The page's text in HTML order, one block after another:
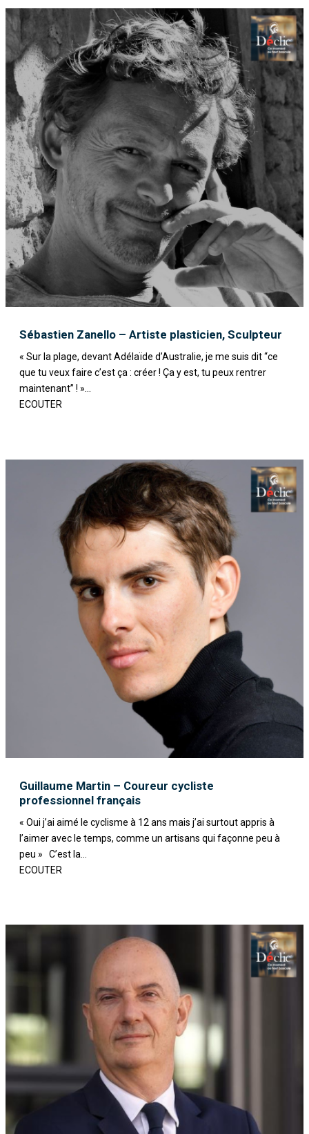
Sébastien Zanello – Artiste plasticien, Sculpteur
« Sur la plage, devant Adélaïde d’Australie, je me suis dit “ce
que tu veux faire c’est ça : créer ! Ça y est, tu peux rentrer
maintenant” ! »...
ECOUTER
Guillaume Martin – Coureur cycliste
professionnel français
« Oui j’ai aimé le cyclisme à 12 ans mais j’ai surtout appris à
l’aimer avec le temps, comme un artisans qui façonne peu à
peu » C’est la...
ECOUTER